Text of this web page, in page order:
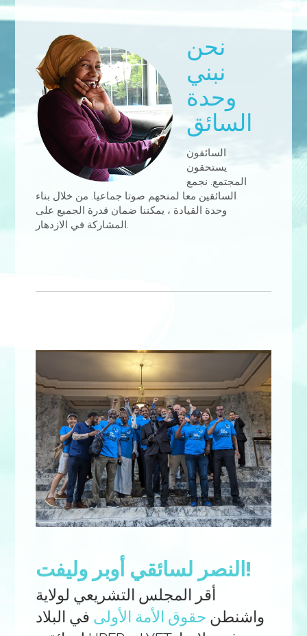
نحن
نبني
وحدة
السائق
السائقون
يستحقون
المجتمع. نجمع
السائقين معا لمنحهم صوتا جماعيا. من خلال بناء
وحدة القيادة ، يمكننا ضمان قدرة الجميع على
المشاركة في الازدهار.
النصر لسائقي أوبر وليفت!
أقر المجلس التشريعي لولاية
واشنطن حقوق الأمة الأولى في البلاد